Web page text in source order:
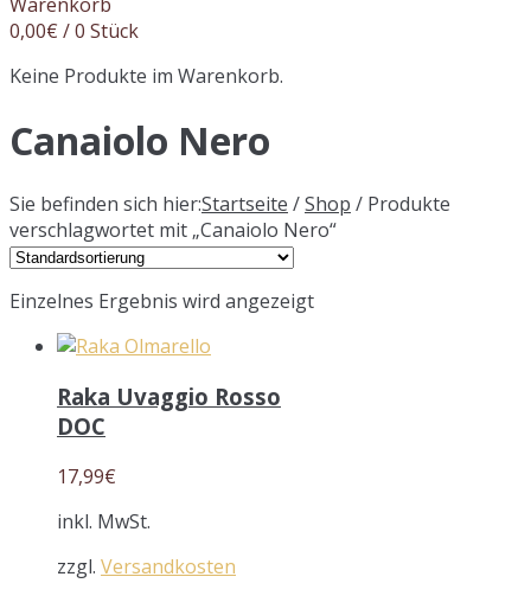
Warenkorb
0,00€ / 0 Stück
Keine Produkte im Warenkorb.
Canaiolo Nero
Sie befinden sich hier:Startseite /Shop / Produkte
verschlagwortet mit „Canaiolo Nero“
Einzelnes Ergebnis wird angezeigt
Raka Uvaggio Rosso
DOC
17,99€
inkl. MwSt.
zzgl. Versandkosten